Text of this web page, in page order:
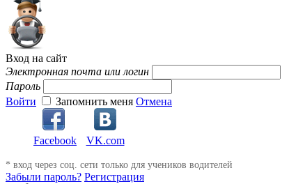
Вход на сайт
Электронная почта или логин
Пароль
Войти
Запомнить меня Отмена
Facebook VK.com
* вход через соц. сети только для учеников водителей
Забыли пароль? Регистрация